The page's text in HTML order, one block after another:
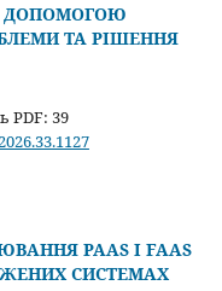
ДОПОМОГОЮ
ТА РІШЕННЯ
PDF: 39
PAAS І FAAS
СИСТЕМАХ